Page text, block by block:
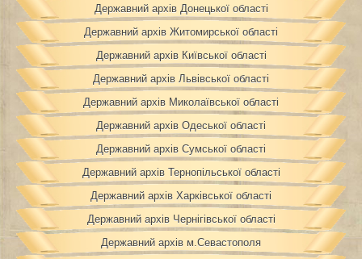
Державний архів Донецької області
Державний архів Житомирської області
Державний архів Київської області
Державний архів Львівської області
Державний архів Миколаївської області
Державний архів Одеської області
Державний архів Сумської області
Державний архів Тернопільської області
Державний архів Харківської області
Державний архів Чернігівської області
Державний архів м.Севастополя